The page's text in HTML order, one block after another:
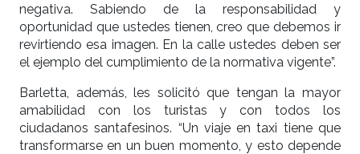
negativa. Sabiendo de la responsabilidad y
oportunidad que ustedes tienen, creo que debemos ir
revirtiendo esa imagen. En la calle ustedes deben ser
el ejemplo del cumplimiento de la normativa vigente”.
Barletta, además, les solicitó que tengan la mayor
amabilidad con los turistas y con todos los
ciudadanos santafesinos. “Un viaje en taxi tiene que
transformarse en un buen momento, y esto depende